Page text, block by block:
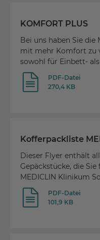
PDF-Datei
270,4 KB
KOMFORT PLUS
Bei uns haben Sie
mit mehr Komfort zu
sowohl für Einbett-
PDF-Datei
101,9 KB
Kofferpackliste
Dieser Flyer enthält
Gepäckstücke, die
MEDICLIN Klinikum